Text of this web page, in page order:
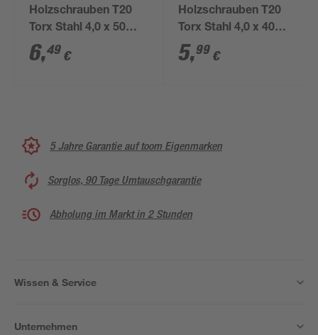
Holzschrauben T20
Torx Stahl 4,0 x 50
mm 50 Stück
6,49 €
Holzschrauben T20
Torx Stahl 4,0 x 40
mm 50 Stück
5,99 €
5 Jahre Garantie auf toom Eigenmarken
Sorglos, 90 Tage Umtauschgarantie
Abholung im Markt in 2 Stunden
Wissen & Service
Unternehmen